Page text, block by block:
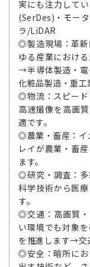
実にも注力して
(SerDes)・モー
ラ/LiDAR
◎製造現場：革新
ゆる産業におけ
→半導体製造・電
化粧品製造・重
◎物流：スピード
高速撮像を高画
適です。
◎農業・畜産：イ
レイが農業・畜
ます。
◎研究・調査：多
科学技術から医
す。
◎交通：高画質・
い環境でも対象
を推進します→交
◎安全：暗所にお